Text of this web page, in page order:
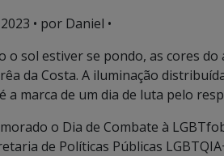
• por Daniel •
o sol estiver se pondo, as cores
da Costa. A iluminação
a marca de um dia de luta pelo
o Dia de Combate à
de Políticas Públicas